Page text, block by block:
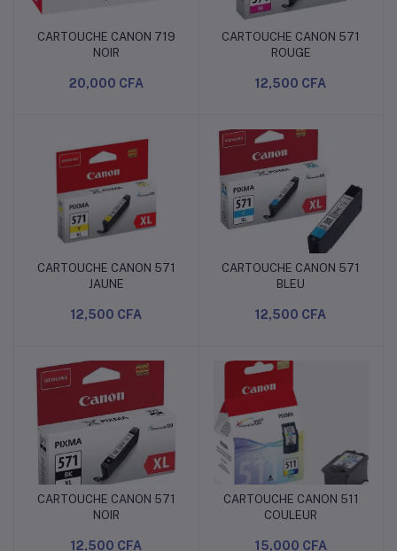
Ajouter au panier
CARTOUCHE CANON 719
NOIR
20,000 CFA
Ajouter au panier
CARTOUCHE CANON 571
ROUGE
12,500 CFA
Ajouter au panier
CARTOUCHE CANON 571
JAUNE
12,500 CFA
Ajouter au panier
CARTOUCHE CANON 571
BLEU
12,500 CFA
Ajouter au panier
CARTOUCHE CANON 571
NOIR
12,500 CFA
Ajouter au panier
CARTOUCHE CANON 511
COULEUR
15,000 CFA